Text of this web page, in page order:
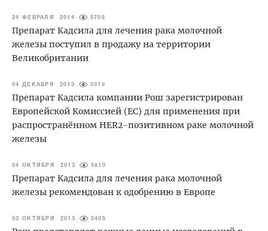
24 ФЕВРАЛЯ 2014 5705
Препарат Кадсила для лечения рака молочной
железы поступил в продажу на территории
Великобритании
04 ДЕКАБРЯ 2013 5019
Препарат Кадсила компании Рош зарегистрирован
Европейской Комиссией (ЕС) для применения при
распространённом HER2-позитивном раке молочной
железы
04 ОКТЯБРЯ 2013 5810
Препарат Кадсила для лечения рака молочной
железы рекомендован к одобрению в Европе
03 ОКТЯБРЯ 2013 5405